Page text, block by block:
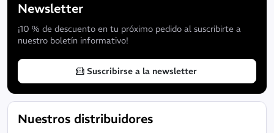
Newsletter
¡10 % de descuento en tu próximo pedido al suscribirte a
nuestro boletín informativo!
Suscribirse a la newsletter
Nuestros distribuidores